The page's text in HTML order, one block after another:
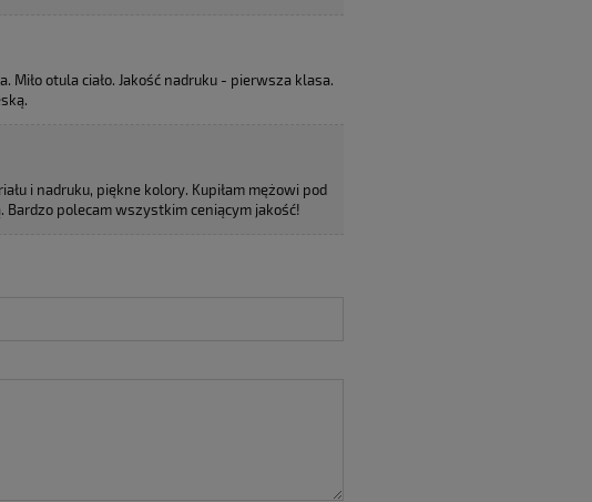
Miło otula ciało. Jakość nadruku - pierwsza klasa.
i nadruku, piękne kolory. Kupiłam mężowi pod
polecam wszystkim ceniącym jakość!